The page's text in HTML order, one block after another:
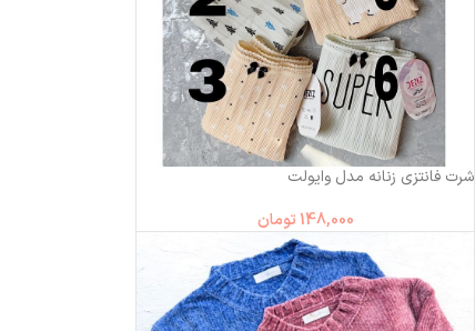
شرت فانتزی زنانه مدل وایولت
148,000 تومان